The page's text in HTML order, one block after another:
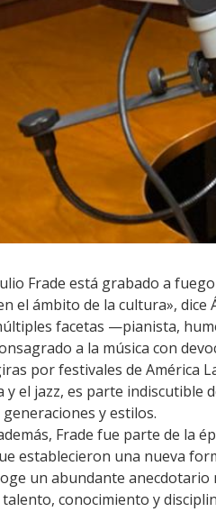
Frade está grabado a
el ámbito de la cultura», dice
facetas —pianista,
a la música con
por festivales de América
y el jazz, es parte indiscutible
y estilos.
Frade fue parte de la
establecieron una nueva
un abundante
conocimiento y